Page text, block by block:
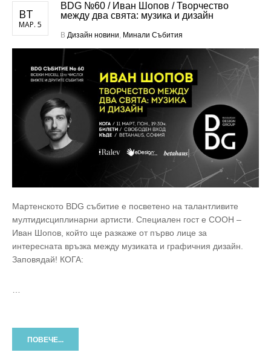
ВТ
МАР. 5
BDG №60 / Иван Шопов / Творчество
между два свята: музика и дизайн
В Дизайн новини, Минали Събития
Мартенското BDG събитие е посветено на талантливите
мултидисциплинарни артисти. Специален гост е COOH –
Иван Шопов, който ще разкаже от първо лице за
интересната връзка между музиката и графичния дизайн.
Заповядай! КОГА:
…
ПОВЕЧЕ...